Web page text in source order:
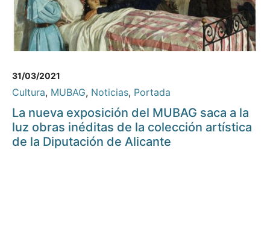
31/03/2021
Cultura, MUBAG, Noticias, Portada
La nueva exposición del MUBAG saca a la
luz obras inéditas de la colección artística
de la Diputación de Alicante